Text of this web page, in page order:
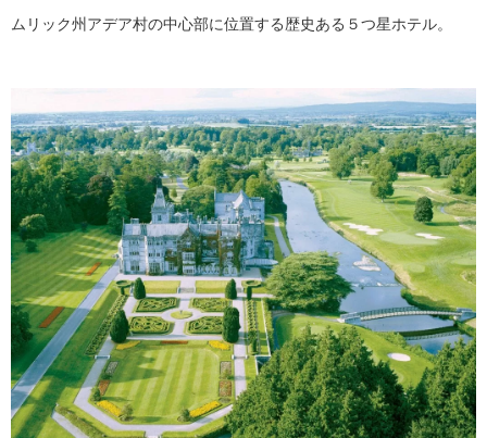
ムリック州アデア村の中心部に位置する歴史ある５つ星ホテル。